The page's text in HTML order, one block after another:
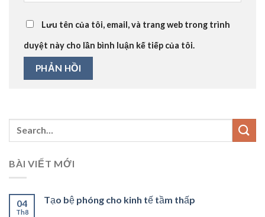
Lưu tên của tôi, email, và trang web trong trình
duyệt này cho lần bình luận kế tiếp của tôi.
BÀI VIẾT MỚI
04
Th8
Tạo bệ phóng cho kinh tế tầm thấp